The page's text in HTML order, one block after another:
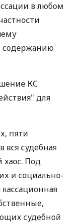
в любом
содержанию
КС
для
пяти
вся судебная
хаос. Под
и социально-
судебной